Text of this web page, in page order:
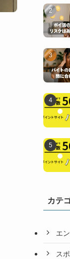
カテ
エ
ス